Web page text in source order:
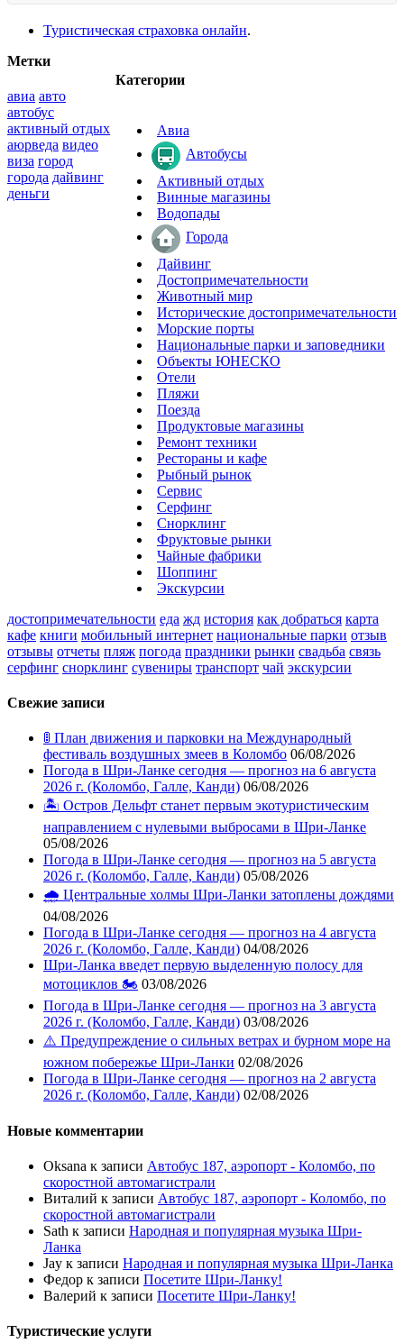
Туристическая страховка онлайн.
Категории
Авиа
Автобусы
Активный отдых
Винные магазины
Водопады
Города
Дайвинг
Достопримечательности
Животный мир
Исторические достопримечательности
Морские порты
Национальные парки и заповедники
Объекты ЮНЕСКО
Отели
Пляжи
Поезда
Продуктовые магазины
Ремонт техники
Рестораны и кафе
Рыбный рынок
Сервис
Серфинг
Снорклинг
Фруктовые рынки
Чайные фабрики
Шоппинг
Экскурсии
Метки
авиа авто
автобус
активный отдых
аюрведа видео
виза город
города дайвинг
деньги
достопримечательности еда жд история как добраться карта
кафе книги мобильный интернет национальные парки отзыв
отзывы отчеты пляж погода праздники рынки свадьба связь
серфинг снорклинг сувениры транспорт чай экскурсии
Свежие записи
🚦 План движения и парковки на Международный
фестиваль воздушных змеев в Коломбо 06/08/2026
Погода в Шри-Ланке сегодня — прогноз на 6 августа
2026 г. (Коломбо, Галле, Канди) 06/08/2026
🏝️ Остров Дельфт станет первым экотуристическим
направлением с нулевыми выбросами в Шри-Ланке
05/08/2026
Погода в Шри-Ланке сегодня — прогноз на 5 августа
2026 г. (Коломбо, Галле, Канди) 05/08/2026
🌧️ Центральные холмы Шри-Ланки затоплены дождями
04/08/2026
Погода в Шри-Ланке сегодня — прогноз на 4 августа
2026 г. (Коломбо, Галле, Канди) 04/08/2026
Шри-Ланка введет первую выделенную полосу для
мотоциклов 🏍️ 03/08/2026
Погода в Шри-Ланке сегодня — прогноз на 3 августа
2026 г. (Коломбо, Галле, Канди) 03/08/2026
⚠️ Предупреждение о сильных ветрах и бурном море на
южном побережье Шри-Ланки 02/08/2026
Погода в Шри-Ланке сегодня — прогноз на 2 августа
2026 г. (Коломбо, Галле, Канди) 02/08/2026
Новые комментарии
Oksana к записи Автобус 187, аэропорт - Коломбо, по
скоростной автомагистрали
Виталий к записи Автобус 187, аэропорт - Коломбо, по
скоростной автомагистрали
Sath к записи Народная и популярная музыка Шри-
Ланка
Jay к записи Народная и популярная музыка Шри-Ланка
Федор к записи Посетите Шри-Ланку!
Валерий к записи Посетите Шри-Ланку!
Туристические услуги